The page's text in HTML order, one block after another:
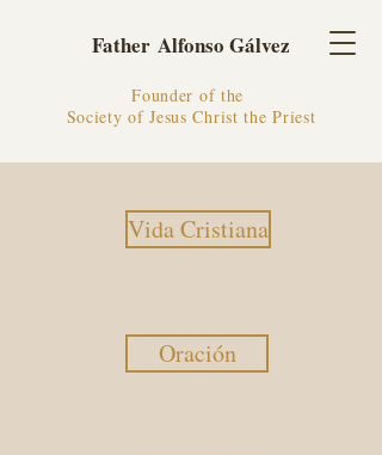
Father Alfonso Gálvez
Founder of the
Society of Jesus Christ the Priest
Vida Cristiana
Oración